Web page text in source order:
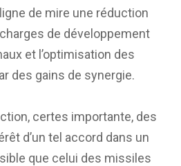
de mire une réduction
charges de développement
et l’optimisation des
des gains de synergie.
certes importante, des
d’un tel accord dans un
que celui des missiles